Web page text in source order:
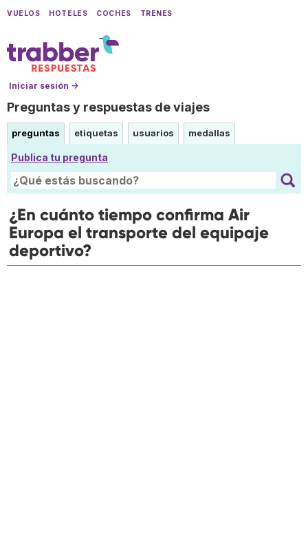
VUELOS HOTELES COCHES TRENES
Iniciar sesión →
Preguntas y respuestas de viajes
preguntas etiquetas usuarios medallas
Publica tu pregunta
¿En cuánto tiempo confirma Air
Europa el transporte del equipaje
deportivo?